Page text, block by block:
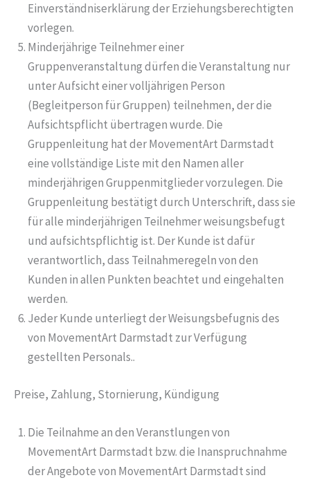
Einverständniserklärung der Erziehungsberechtigten
vorlegen.
Minderjährige Teilnehmer einer
Gruppenveranstaltung dürfen die Veranstaltung nur
unter Aufsicht einer volljährigen Person
(Begleitperson für Gruppen) teilnehmen, der die
Aufsichtspflicht übertragen wurde. Die
Gruppenleitung hat der MovementArt Darmstadt
eine vollständige Liste mit den Namen aller
minderjährigen Gruppenmitglieder vorzulegen. Die
Gruppenleitung bestätigt durch Unterschrift, dass sie
für alle minderjährigen Teilnehmer weisungsbefugt
und aufsichtspflichtig ist. Der Kunde ist dafür
verantwortlich, dass Teilnahmeregeln von den
Kunden in allen Punkten beachtet und eingehalten
werden.
Jeder Kunde unterliegt der Weisungsbefugnis des
von MovementArt Darmstadt zur Verfügung
gestellten Personals..
Preise, Zahlung, Stornierung, Kündigung
Die Teilnahme an den Veranstlungen von
MovementArt Darmstadt bzw. die Inanspruchnahme
der Angebote von MovementArt Darmstadt sind